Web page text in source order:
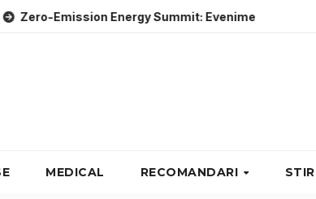
Energy Summit: Evenimente energie despre
MEDICAL RECOMANDARI